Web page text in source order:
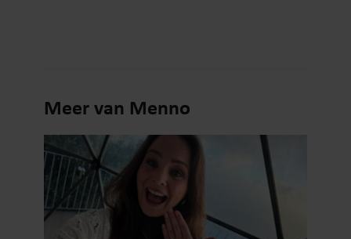
Meer van Menno